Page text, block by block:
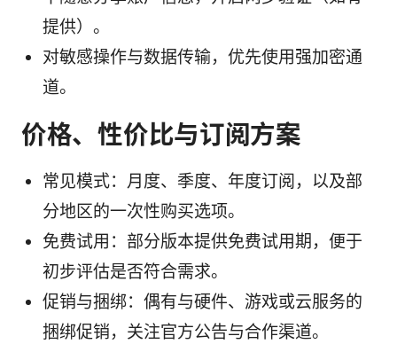
提供）。
对敏感操作与数据传输，优先使用强加密通
道。
价格、性价比与订阅方案
常见模式：月度、季度、年度订阅，以及部
分地区的一次性购买选项。
免费试用：部分版本提供免费试用期，便于
初步评估是否符合需求。
促销与捆绑：偶有与硬件、游戏或云服务的
捆绑促销，关注官方公告与合作渠道。